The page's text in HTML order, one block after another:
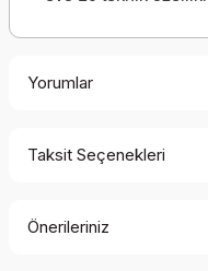
Yorumlar
Taksit Seçenekleri
Önerileriniz